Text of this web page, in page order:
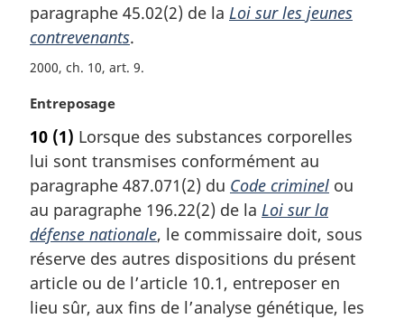
g
i
n
l
:
paragraphe 45.02(2) de la Loi sur les jeunes
contrevenants.
2000, ch. 10, art. 9
N
t
e
m
a
g
i
n
a
Entreposage
10 (1) Lorsque des substances corporelles
lui sont transmises conformément au
paragraphe 487.071(2) du Code criminel ou
au paragraphe 196.22(2) de la Loi sur la
défense nationale, le commissaire doit, sous
réserve des autres dispositions du présent
article ou de l’article 10.1, entreposer en
lieu sûr, aux fins de l’analyse génétique, les